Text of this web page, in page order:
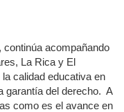
acompañando
La Rica y El
calidad educativa en
garantía del derecho. A
como es el avance en